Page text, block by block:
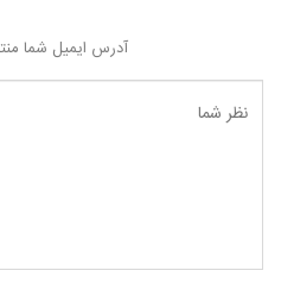
آدرس ایمیل شما